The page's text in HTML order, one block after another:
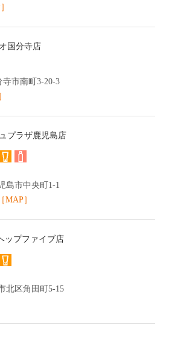
国分寺店
寺市南町3-20-3
プラザ鹿児島店
島市中央町1-1
［MAP］
ップファイブ店
北区角田町5-15